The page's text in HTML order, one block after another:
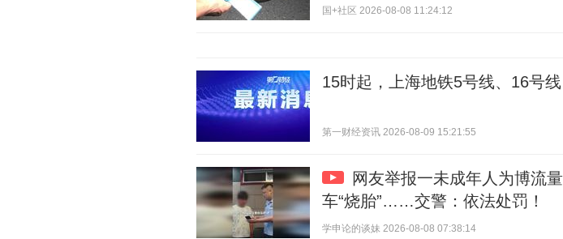
国+社区 2026-08-08 11:24:12
15时起，上海地铁5号线、16号
第一财经资讯 2026-08-09 15:21:55
网友举报一未成年人为博流
车“烧胎”……交警：依法处罚！
学申论的谈妹 2026-08-08 07:38:14